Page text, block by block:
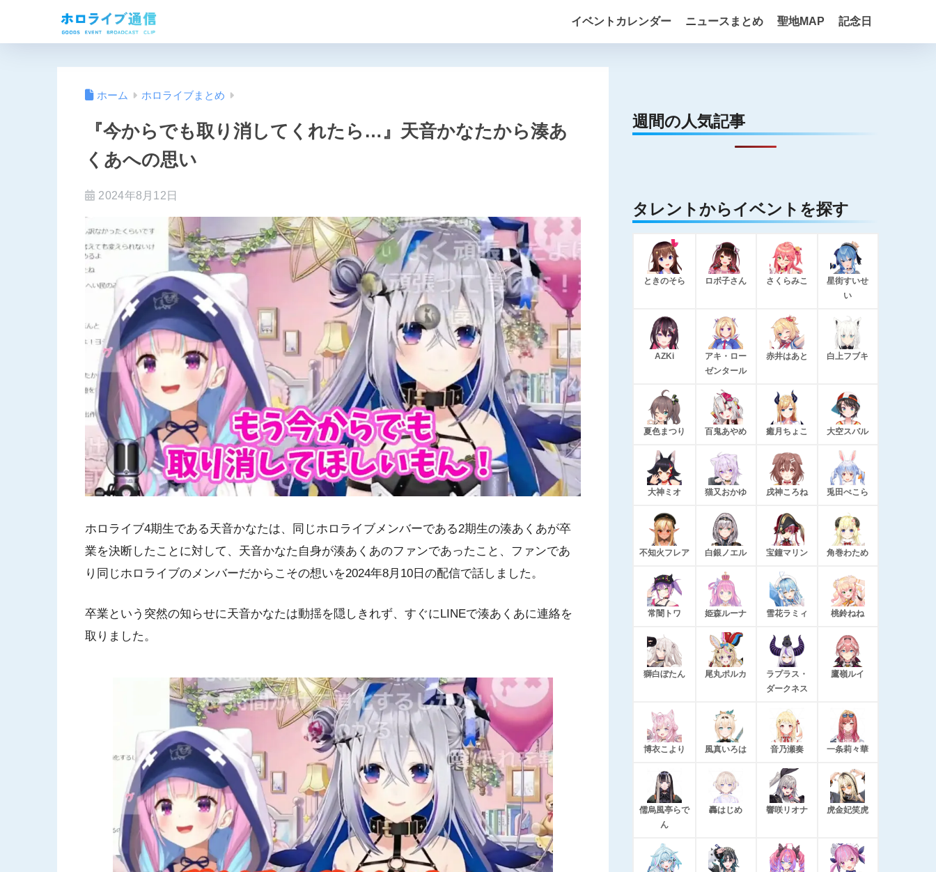
イベントカレンダー ニュースまとめ 聖地MAP 記念日
ホーム ホロライブまとめ
『今からでも取り消してくれたら…』天音かなたから湊あ
くあへの思い
2024年8月12日
ホロライブ4期生である天音かなたは、同じホロライブメンバーである2期生の湊あくあが卒
業を決断したことに対して、天音かなた自身が湊あくあのファンであったこと、ファンであ
り同じホロライブのメンバーだからこその想いを2024年8月10日の配信で話しました。
卒業という突然の知らせに天音かなたは動揺を隠しきれず、すぐにLINEで湊あくあに連絡を
取りました。
週間の人気記事
タレントからイベントを探す
ときのそら ロボ子さん さくらみこ
星街すいせ
い
AZKi
アキ・ロー
ゼンタール
赤井はあと 白上フブキ
夏色まつり 百鬼あやめ 癒月ちょこ 大空スバル
大神ミオ 猫又おかゆ 戌神ころね 兎田ぺこら
不知火フレア 白銀ノエル 宝鐘マリン 角巻わため
常闇トワ 姫森ルーナ 雪花ラミィ 桃鈴ねね
獅白ぼたん 尾丸ポルカ
ラプラス・
ダークネス
鷹嶺ルイ
博衣こより 風真いろは 音乃瀬奏 一条莉々華
儒烏風亭らで
ん
轟はじめ 響咲リオナ 虎金妃笑虎